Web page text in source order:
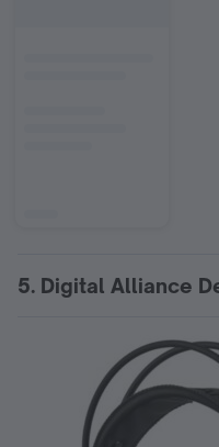
5. Digital Alliance